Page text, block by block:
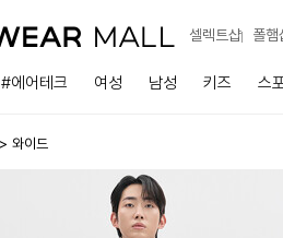
셀렉트샵 폴햄
#에어테크 여성 남성 키즈 스
와이드